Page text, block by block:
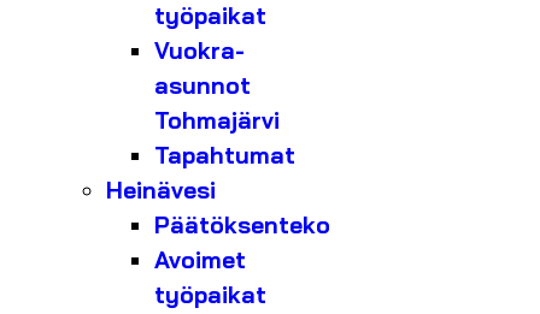
työpaikat
Vuokra-
asunnot
Tohmajärvi
Tapahtumat
Heinävesi
Päätöksenteko
Avoimet
työpaikat